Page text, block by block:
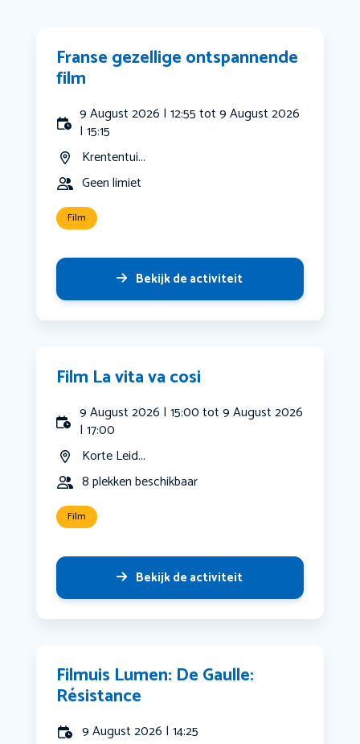
Franse gezellige ontspannende
film
9 August 2026 | 12:55 tot 9 August 2026
| 15:15
Krententui...
Geen limiet
Film
Bekijk de activiteit
Film La vita va cosi
9 August 2026 | 15:00 tot 9 August 2026
| 17:00
Korte Leid...
8 plekken beschikbaar
Film
Bekijk de activiteit
Filmuis Lumen: De Gaulle:
Résistance
9 August 2026 | 14:25